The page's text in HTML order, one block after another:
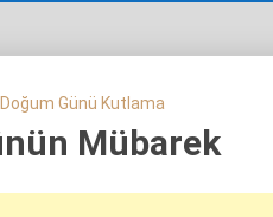
Günü Kutlama
Mübarek